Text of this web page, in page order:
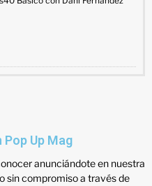
Up Mag
anunciándote en nuestra
sin compromiso a través de